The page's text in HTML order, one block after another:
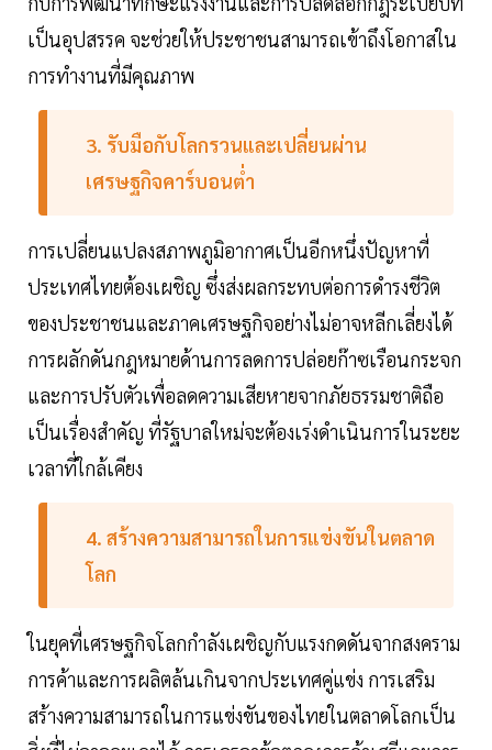
เป็นอุปสรรค จะช่วยให้ประชาชนสามารถเข้าถึงโอกาสใน
การทำงานที่มีคุณภาพ
3. รับมือกับโลกรวนและเปลี่ยนผ่าน
เศรษฐกิจคาร์บอนต่ำ
การเปลี่ยนแปลงสภาพภูมิอากาศเป็นอีกหนึ่งปัญหาที่
ประเทศไทยต้องเผชิญ ซึ่งส่งผลกระทบต่อการดำรงชีวิต
ของประชาชนและภาคเศรษฐกิจอย่างไม่อาจหลีกเลี่ยงได้
การผลักดันกฎหมายด้านการลดการปล่อยก๊าซเรือนกระจก
และการปรับตัวเพื่อลดความเสียหายจากภัยธรรมชาติถือ
เป็นเรื่องสำคัญ ที่รัฐบาลใหม่จะต้องเร่งดำเนินการในระยะ
เวลาที่ใกล้เคียง
4. สร้างความสามารถในการแข่งขันในตลาด
โลก
ในยุคที่เศรษฐกิจโลกกำลังเผชิญกับแรงกดดันจากสงคราม
การค้าและการผลิตล้นเกินจากประเทศคู่แข่ง การเสริม
สร้างความสามารถในการแข่งขันของไทยในตลาดโลกเป็น